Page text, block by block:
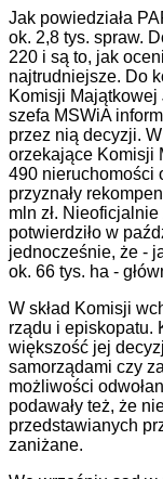
Jak powiedziała
ok. 2,8 tys. spraw.
220 i są to, jak
najtrudniejsze. Do
Komisji
szefa MSWiA
przez nią decyzji.
orzekające Komisji
490 nieruchomości
przyznały
mln zł.
potwierdziło w
jednocześnie, że -
ok. 66 tys. ha -
W skład Komisji
rządu i episkopatu.
większość jej
samorządami czy
możliwości
podawały też, że
przedstawianych
zaniżane.